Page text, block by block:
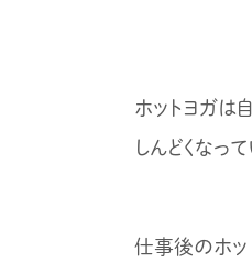
ホットヨガは
しんどくなって
仕事後のホッ